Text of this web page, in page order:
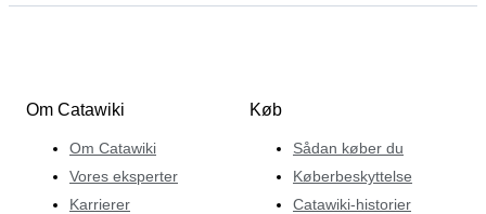
Om Catawiki
Om Catawiki
Vores eksperter
Karrierer
Køb
Sådan køber du
Køberbeskyttelse
Catawiki-historier